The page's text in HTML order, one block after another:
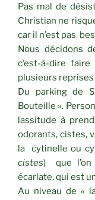
Pas mal de
Christian ne
car il n’est pas
Nous décidons
c’est-à-dire
plusieurs
Du parking de
Bouteille ».
lassitude à
odorants, cistes,
la cytinelle ou
cistes) que l’on
écarlate, qui est
Au niveau de «